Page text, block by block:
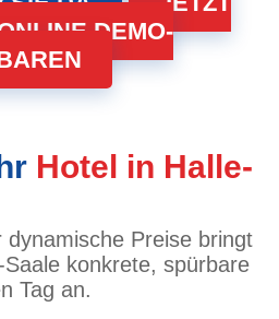
DEMO-
Hotel in Halle-
Preise bringt
konkrete, spürbare
Tag an.